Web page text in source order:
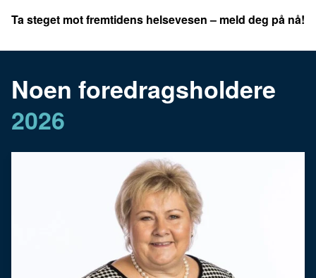
Ta steget mot fremtidens helsevesen – meld deg på nå!
Noen foredragsholdere
2026